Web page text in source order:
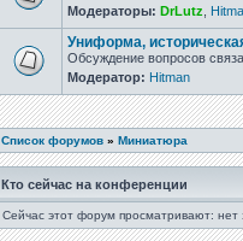
Модераторы: DrLutz
Униформа,
Обсуждение вопросов
Модератор: Hitman
Список форумов » Миниатюра
Кто сейчас на конференции
Сейчас этот форум просматривают: нет